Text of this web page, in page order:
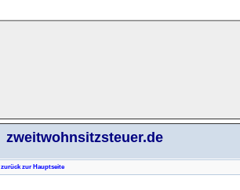
zweitwohnsitzsteuer.de
zurück zur Hauptseite